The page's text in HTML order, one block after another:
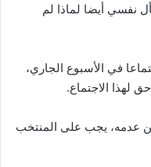
نفسي أيضا لماذا لم
في الأسبوع الجاري،
لهذا الاجتماع.
عدمه، يجب على المنتخب